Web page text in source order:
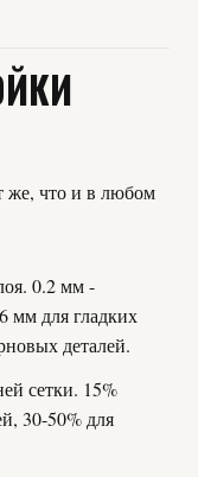
же, что и в любом
0.2 мм -
мм для гладких
деталей.
сетки. 15%
30-50% для